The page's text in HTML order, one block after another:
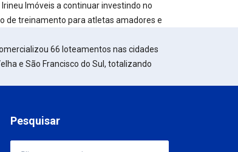
Imóveis a continuar investindo no
de treinamento para atletas amadores e
66 loteamentos nas cidades
e São Francisco do Sul, totalizando
Pesquisar